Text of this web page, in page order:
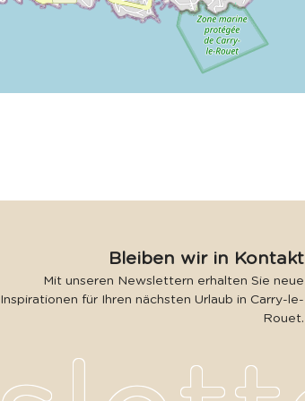
Bleiben wir in Kontakt
Mit unseren Newslettern erhalten Sie neue
Inspirationen für Ihren nächsten Urlaub in Carry-le-
Rouet.